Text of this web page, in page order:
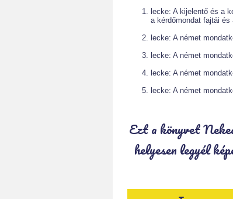
lecke: A kijelentő és a
a kérdőmondat fajtái
lecke: A német
lecke: A német
lecke: A német
lecke: A német
Ezt a könyvet
helyesen legyél